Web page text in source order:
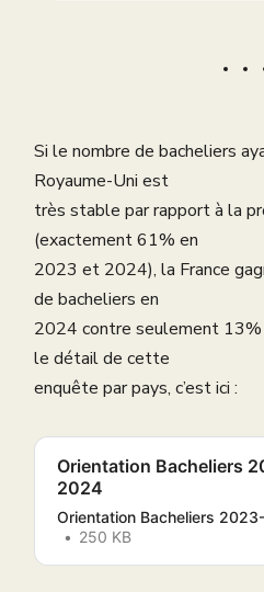
Si le nombre de bacheliers
Royaume-Uni est
très stable par rapport à la
(exactement 61% en
2023 et 2024), la France
de bacheliers en
2024 contre seulement
le détail de cette
enquête par pays, c’est ici :
Orientation Bacheliers
2024
Orientation Bacheliers
250 KB